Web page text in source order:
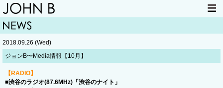
HOME
LIVE INFO
2018.09.26 (Wed)
ジョンB〜Media情報【10月】
【RADIO】
■渋谷のラジオ(87.6MHz)「渋谷のナイト」